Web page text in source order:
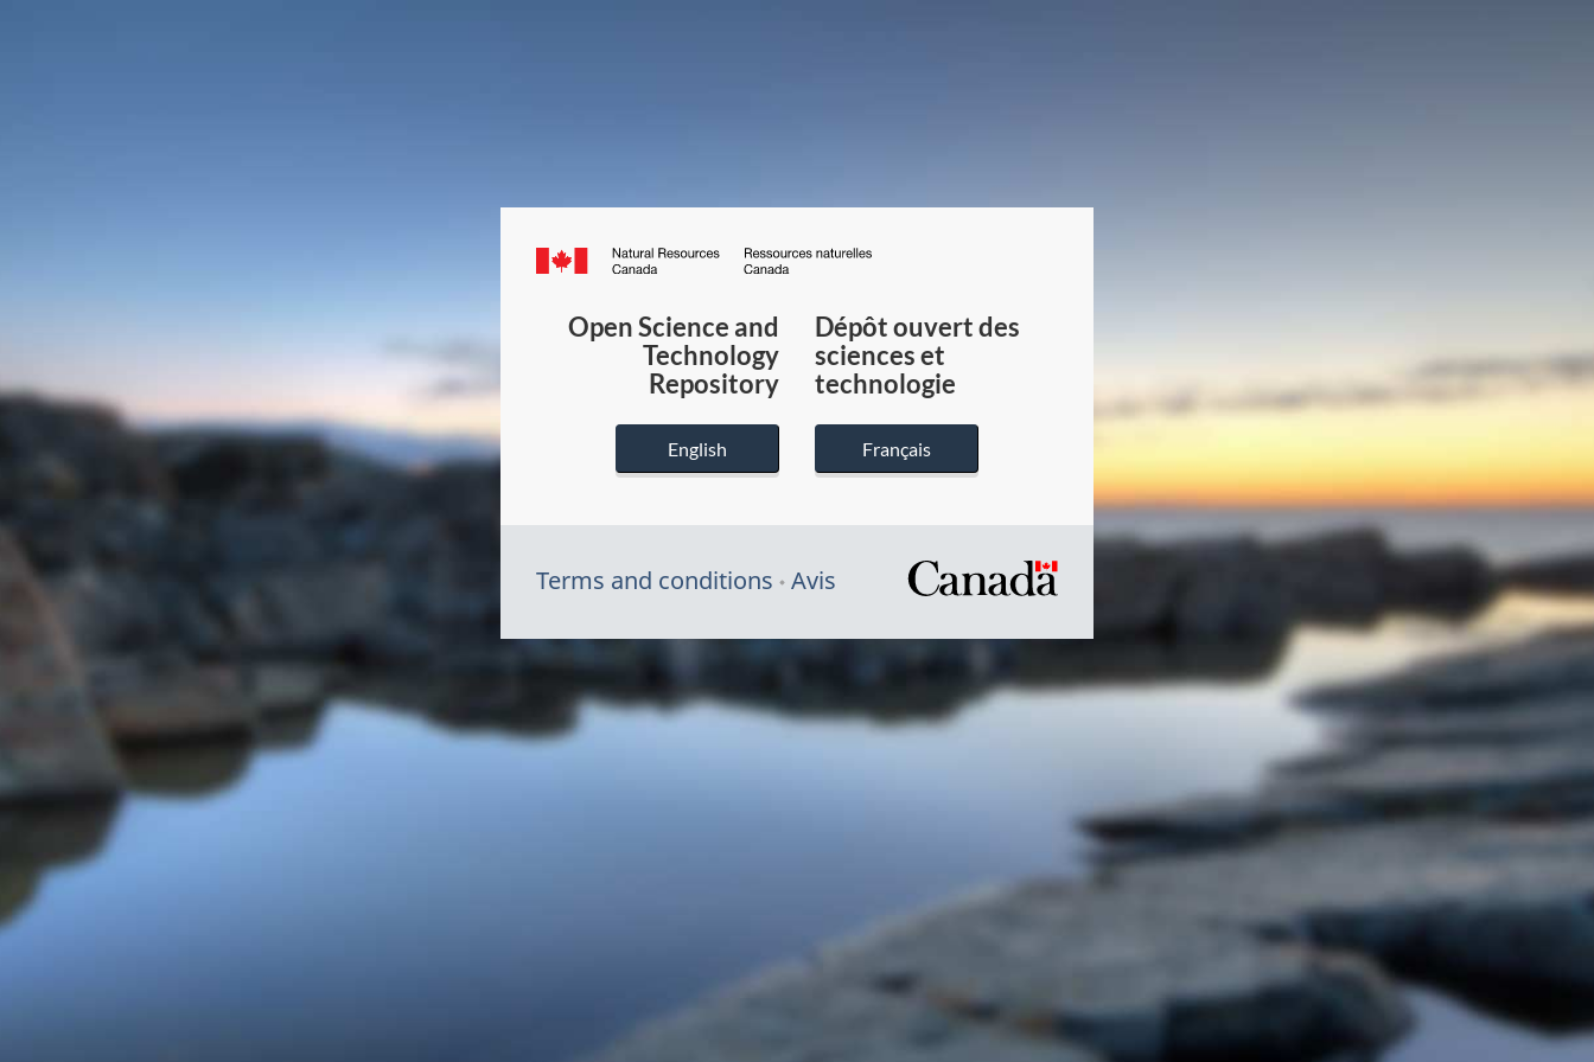
Canada.ca
du
Canada
Open Science and
Technology
Repository
English
Dépôt ouvert des
sciences et
technologie
Français
Terms and conditions Avis
/
Symbole
gouvernement